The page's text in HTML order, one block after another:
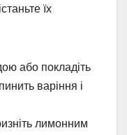
їх
або покладіть
варіння і
лимонним